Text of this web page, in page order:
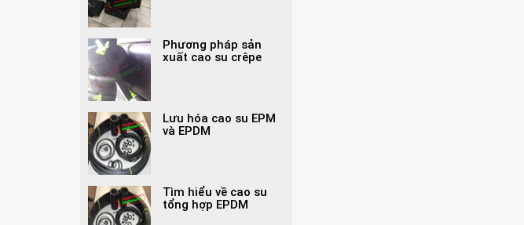
Phương pháp sản
xuất cao su crêpe
Lưu hóa cao su EPM
và EPDM
Tìm hiểu về cao su
tổng hợp EPDM